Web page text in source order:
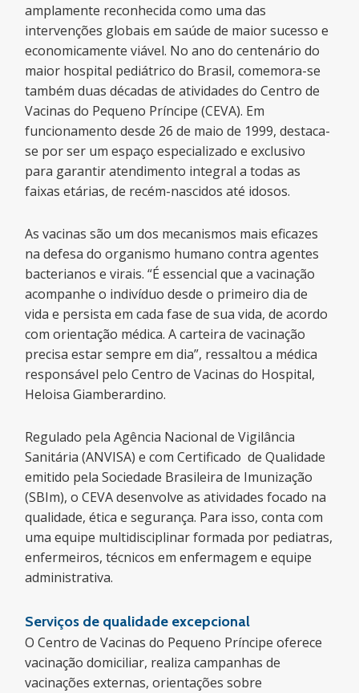
amplamente reconhecida como uma das
intervenções globais em saúde de maior sucesso e
economicamente viável. No ano do centenário do
maior hospital pediátrico do Brasil, comemora-se
também duas décadas de atividades do Centro de
Vacinas do Pequeno Príncipe (CEVA). Em
funcionamento desde 26 de maio de 1999, destaca-
se por ser um espaço especializado e exclusivo
para garantir atendimento integral a todas as
faixas etárias, de recém-nascidos até idosos.
As vacinas são um dos mecanismos mais eficazes
na defesa do organismo humano contra agentes
bacterianos e virais. “É essencial que a vacinação
acompanhe o indivíduo desde o primeiro dia de
vida e persista em cada fase de sua vida, de acordo
com orientação médica. A carteira de vacinação
precisa estar sempre em dia”, ressaltou a médica
responsável pelo Centro de Vacinas do Hospital,
Heloisa Giamberardino.
Regulado pela Agência Nacional de Vigilância
Sanitária (ANVISA) e com Certificado de Qualidade
emitido pela Sociedade Brasileira de Imunização
(SBIm), o CEVA desenvolve as atividades focado na
qualidade, ética e segurança. Para isso, conta com
uma equipe multidisciplinar formada por pediatras,
enfermeiros, técnicos em enfermagem e equipe
administrativa.
Serviços de qualidade excepcional
O Centro de Vacinas do Pequeno Príncipe oferece
vacinação domiciliar, realiza campanhas de
vacinações externas, orientações sobre